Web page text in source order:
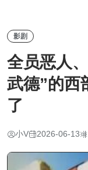
影剧
全员恶人
武德”的西
了
小V 2026-06-13